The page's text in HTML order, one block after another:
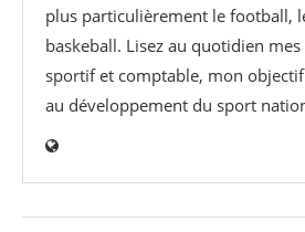
plus particulièrement le football,
baskeball. Lisez au quotidien
sportif et comptable, mon
au développement du sport